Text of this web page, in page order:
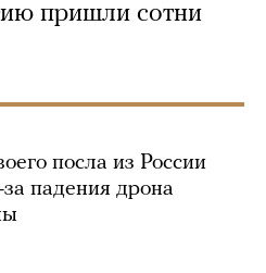
пришли сотни
посла из России
падения дрона